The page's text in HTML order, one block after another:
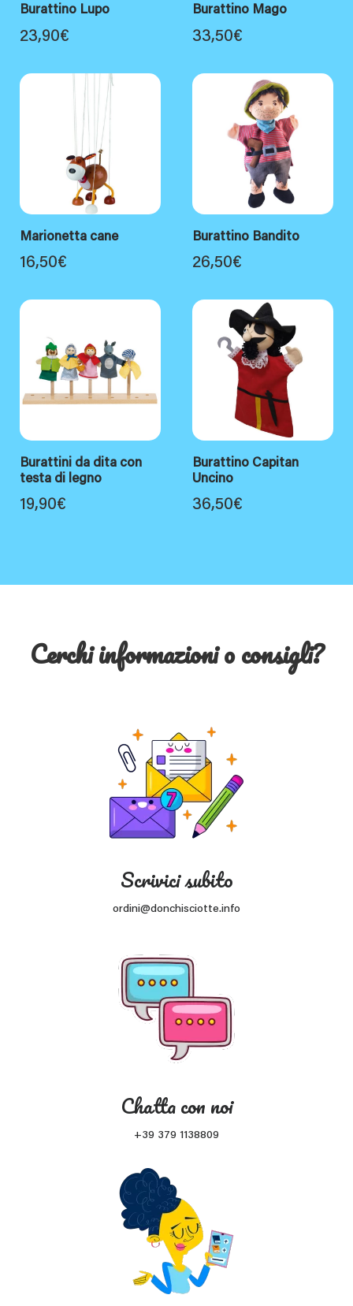
Burattino Lupo
23,90€
Burattino Mago
33,50€
Marionetta cane
16,50€
Burattino Bandito
26,50€
Burattini da dita con
testa di legno
19,90€
Burattino Capitan
Uncino
36,50€
Cerchi informazioni o consigli?
Scrivici subito
ordini@donchisciotte.info
Chatta con noi
+39 379 1138809